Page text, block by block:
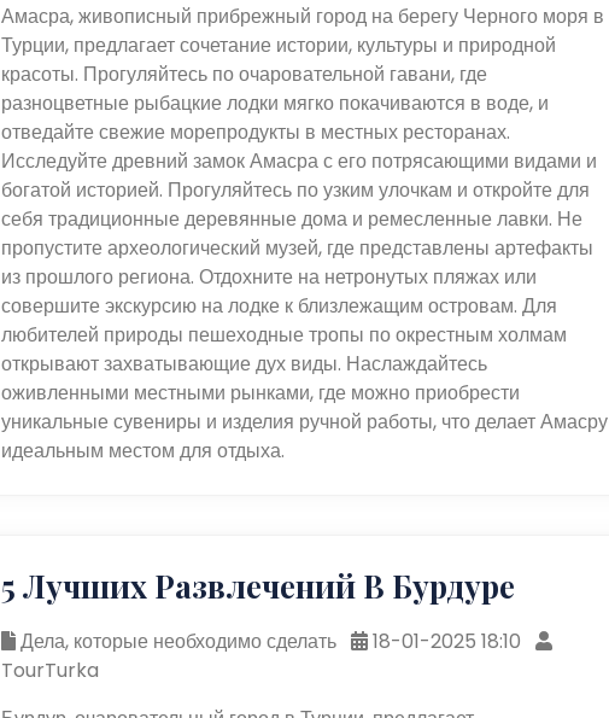
Амасра, живописный прибрежный город на берегу Черного моря в
Турции, предлагает сочетание истории, культуры и природной
красоты. Прогуляйтесь по очаровательной гавани, где
разноцветные рыбацкие лодки мягко покачиваются в воде, и
отведайте свежие морепродукты в местных ресторанах.
Исследуйте древний замок Амасра с его потрясающими видами и
богатой историей. Прогуляйтесь по узким улочкам и откройте для
себя традиционные деревянные дома и ремесленные лавки. Не
пропустите археологический музей, где представлены артефакты
из прошлого региона. Отдохните на нетронутых пляжах или
совершите экскурсию на лодке к близлежащим островам. Для
любителей природы пешеходные тропы по окрестным холмам
открывают захватывающие дух виды. Наслаждайтесь
оживленными местными рынками, где можно приобрести
уникальные сувениры и изделия ручной работы, что делает Амасру
идеальным местом для отдыха.
5 Лучших Развлечений В Бурдуре
Дела, которые необходимо сделать
18-01-2025 18:10
TourTurka